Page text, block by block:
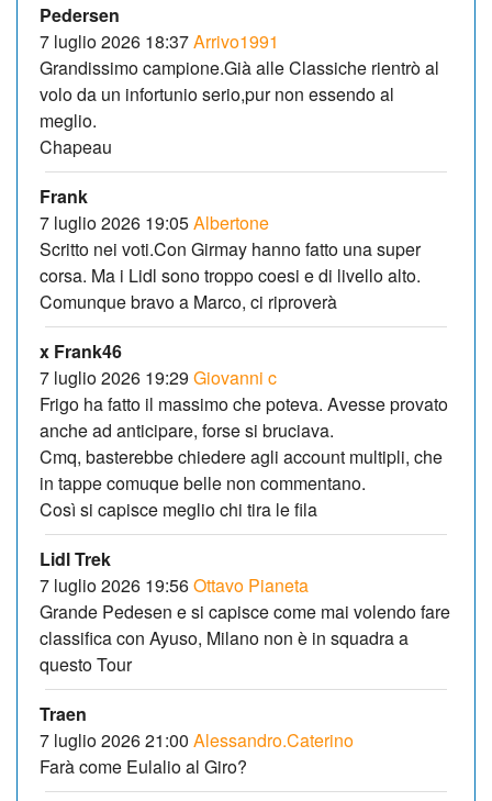
Pedersen
7 luglio 2026 18:37Arrivo1991
Grandissimo campione.Già alle Classiche rientrò al
volo da un infortunio serio,pur non essendo al
meglio.
Chapeau
Frank
7 luglio 2026 19:05Albertone
Scritto nei voti.Con Girmay hanno fatto una super
corsa. Ma i Lidl sono troppo coesi e di livello alto.
Comunque bravo a Marco, ci riproverà
x Frank46
7 luglio 2026 19:29 Giovanni c
Frigo ha fatto il massimo che poteva. Avesse provato
anche ad anticipare, forse si bruciava.
Cmq, basterebbe chiedere agli account multipli, che
in tappe comuque belle non commentano.
Così si capisce meglio chi tira le fila
Lidl Trek
7 luglio 2026 19:56Ottavo Pianeta
Grande Pedesen e si capisce come mai volendo fare
classifica con Ayuso, Milano non è in squadra a
questo Tour
Traen
7 luglio 2026 21:00 Alessandro.Caterino
Farà come Eulalio al Giro?